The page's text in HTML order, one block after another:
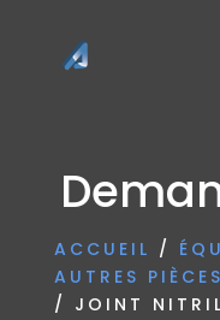
ACCUEIL /
AUTRES
/ JOINT